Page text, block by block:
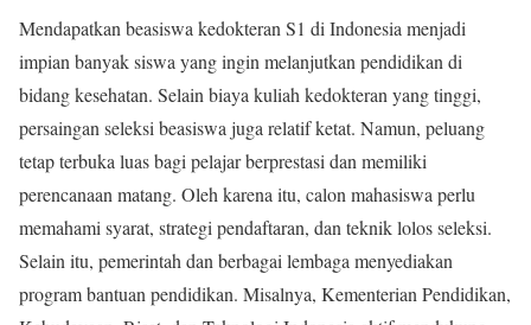
Mendapatkan beasiswa kedokteran S1 di Indonesia menjadi
impian banyak siswa yang ingin melanjutkan pendidikan di
bidang kesehatan. Selain biaya kuliah kedokteran yang tinggi,
persaingan seleksi beasiswa juga relatif ketat. Namun, peluang
tetap terbuka luas bagi pelajar berprestasi dan memiliki
perencanaan matang. Oleh karena itu, calon mahasiswa perlu
memahami syarat, strategi pendaftaran, dan teknik lolos seleksi.
Selain itu, pemerintah dan berbagai lembaga menyediakan
program bantuan pendidikan. Misalnya, Kementerian Pendidikan,